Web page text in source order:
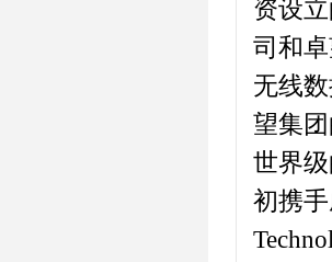
资设
司和
无线
望集
世界
初携